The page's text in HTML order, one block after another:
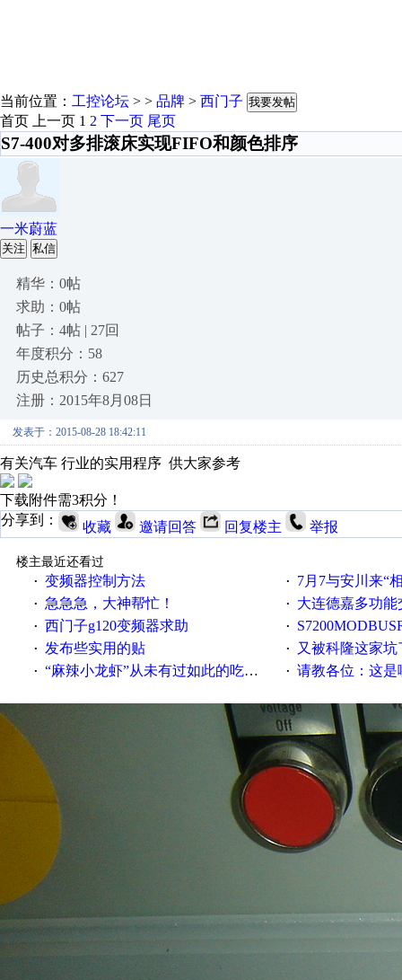
当前位置： 工控论坛 > > 品牌 > 西门子 我要发帖
首页 上一页 1 2 下一页 尾页
S7-400对多排滚床实现FIFO和颜色排序
一米蔚蓝
关注 私信
精华：0帖
求助：0帖
帖子：4帖 | 27回
年度积分：58
历史总积分：627
注册：2015年8月08日
发表于：2015-08-28 18:42:11
有关汽车 行业的实用程序 供大家参考
下载附件需3积分！
分享到：
收藏 邀请回答 回复楼主 举报
楼主最近还看过
· 变频器控制方法 · 7月7与安川来“
· 急急急，大神帮忙！ · 大连德嘉多功能
· 西门子g120变频器求助 ·
· 发布些实用的贴 · 又被科隆这家坑
· “麻辣小龙虾”从未有过如此的吃法！ · 请教各位：这是